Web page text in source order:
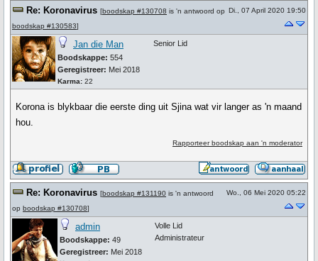
Re: Koronavirus [boodskap #130708 is 'n antwoord op
boodskap #130583]
Di., 07 April 2020 19:50
Jan die Man
Boodskappe: 554
Geregistreer: Mei 2018
Karma: 22
Senior Lid
Korona is blykbaar die eerste ding uit Sjina wat vir langer as 'n maand
hou.
Rapporteer boodskap aan 'n moderator
Re: Koronavirus [boodskap #131190 is 'n antwoord
op boodskap #130708]
Wo., 06 Mei 2020 05:22
admin
Boodskappe: 49
Geregistreer: Mei 2018
Volle Lid
Administrateur